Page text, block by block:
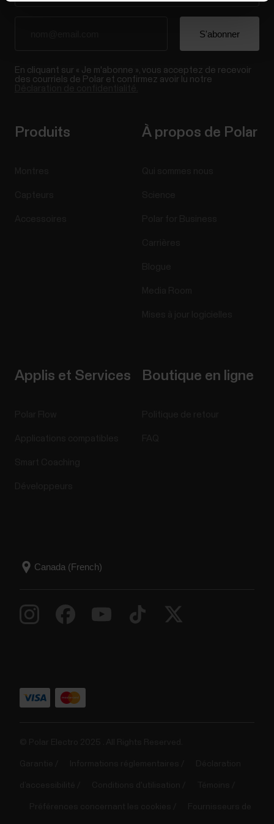
En cliquant sur « Je m'abonne », vous acceptez de recevoir
des courriels de Polar et confirmez avoir lu notre
Produits À propos de Polar
Applis et Services Boutique en ligne